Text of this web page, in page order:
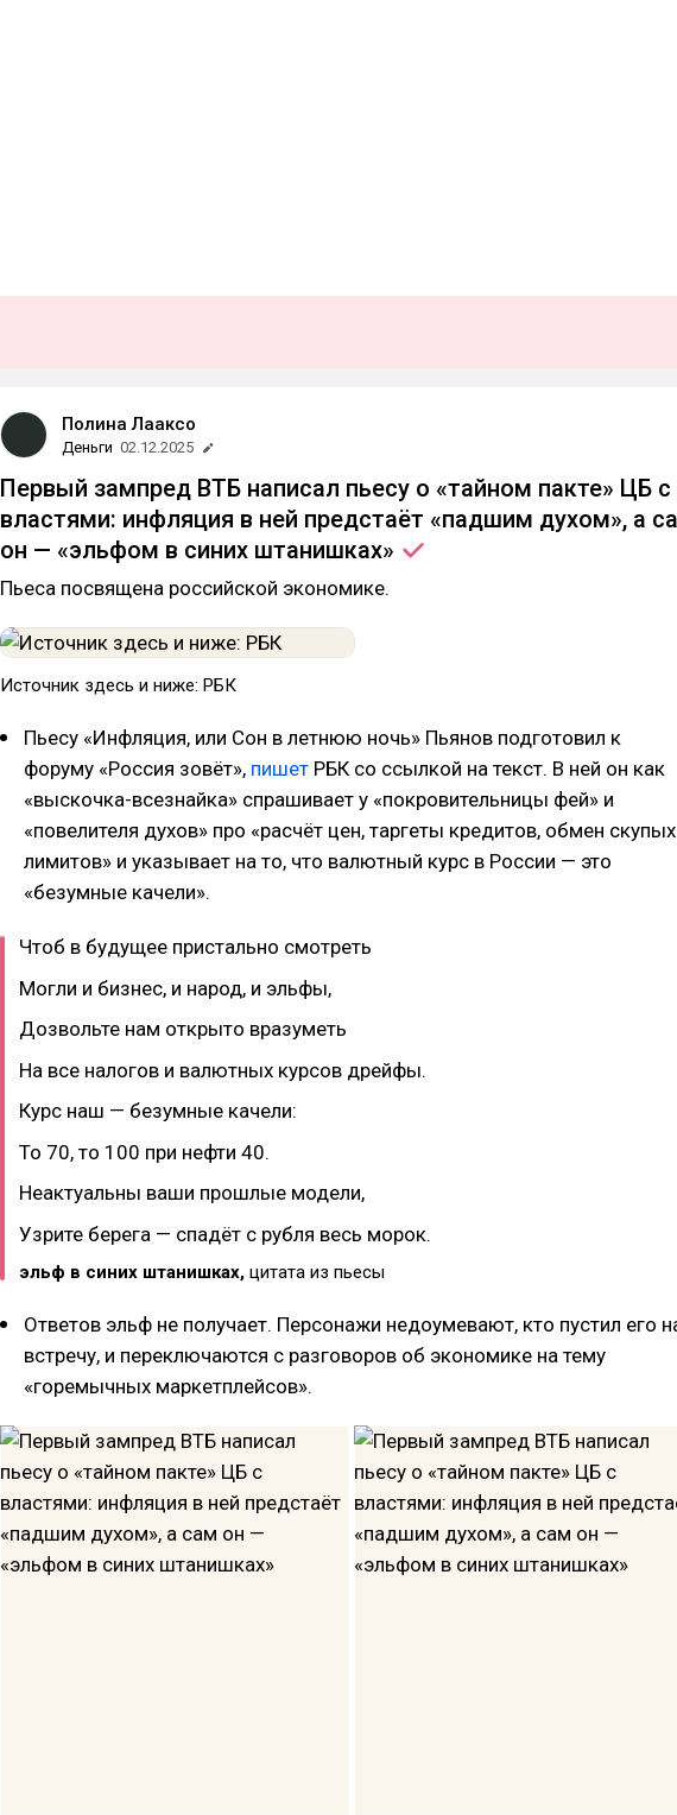
Полина Лааксо
Деньги 02.12.2025
Первый зампред ВТБ написал пьесу о «тайном пакте» ЦБ с
властями: инфляция в ней предстаёт «падшим духом», а
он — «эльфом в синих штанишках»
Пьеса посвящена российской экономике.
Источник здесь и ниже: РБК
Пьесу «Инфляция, или Сон в летнюю ночь» Пьянов подготовил к
форуму «Россия зовёт», пишет РБК со ссылкой на текст. В ней он как
«выскочка-всезнайка» спрашивает у «покровительницы фей» и
«повелителя духов» про «расчёт цен, таргеты кредитов, обмен скупых
лимитов» и указывает на то, что валютный курс в России — это
«безумные качели».
Чтоб в будущее пристально смотреть
Могли и бизнес, и народ, и эльфы,
Дозвольте нам открыто вразуметь
На все налогов и валютных курсов дрейфы.
Курс наш — безумные качели:
То 70, то 100 при нефти 40.
Неактуальны ваши прошлые модели,
Узрите берега — спадёт с рубля весь морок.
эльф в синих штанишках, цитата из пьесы
Ответов эльф не получает. Персонажи недоумевают, кто пустил его
встречу, и переключаются с разговоров об экономике на тему
«горемычных маркетплейсов».